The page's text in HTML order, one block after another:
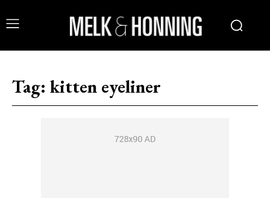
Tag: kitten eyeliner